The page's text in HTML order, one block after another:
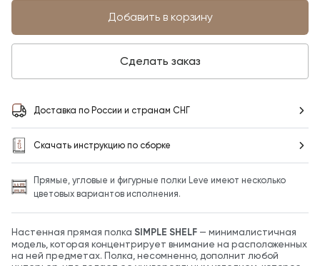
Добавить в корзину
Сделать заказ
Доставка по России и странам СНГ
Скачать инструкцию по сборке
Прямые, угловые и фигурные полки Leve имеют несколько
цветовых вариантов исполнения.
Настенная прямая полка SIMPLE SHELF — минималистичная
модель, которая концентрирует внимание на расположенных
на ней предметах. Полка, несомненно, дополнит любой